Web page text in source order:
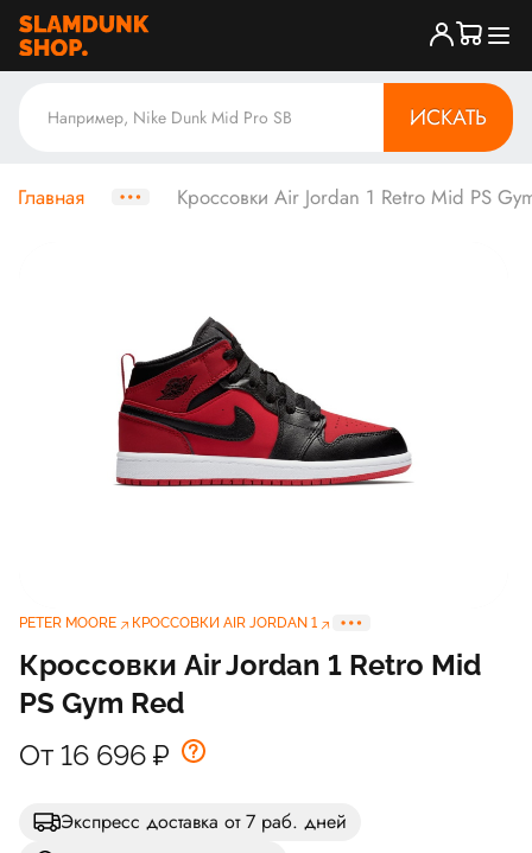
ИСКАТЬ
Главная Кроссовки Air Jordan 1 Retro Mid PS
PETER MOORE КРОССОВКИ AIR JORDAN 1
Кроссовки Air Jordan 1 Retro Mid
PS Gym Red
От 16 696 ₽
Экспресс доставка от 7 раб. дней